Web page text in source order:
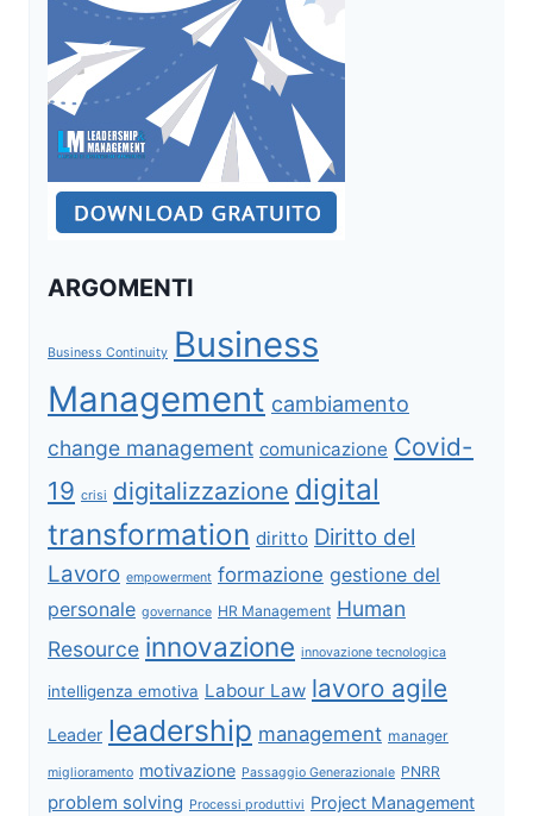
ARGOMENTI
Business Continuity Business
Management cambiamento
change management comunicazione Covid-
19 crisi digitalizzazione digital
transformation diritto Diritto del
Lavoro empowerment formazione gestione del
personale governance HR Management Human
Resource innovazione innovazione tecnologica
intelligenza emotiva Labour Law lavoro agile
Leader leadership management manager
miglioramento motivazione Passaggio Generazionale PNRR
problem solving Processi produttivi Project Management